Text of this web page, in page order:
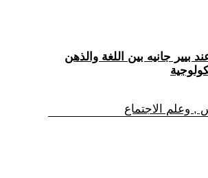
بيير جانيه بين اللغة والذهن
, وعلم الاجتماع